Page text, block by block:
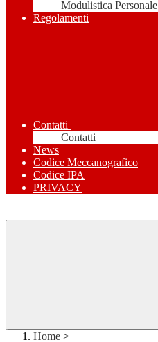
Modulistica Personale
Regolamenti
Contatti
Contatti
News
Codice Meccanografico
Codice IPA
PRIVACY
Home >